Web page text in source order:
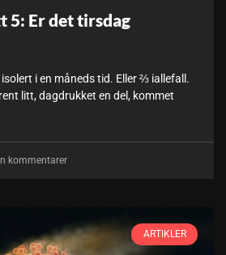
5: Er det tirsdag
i en måneds tid. Eller ⅔ iallefall.
litt, dagdrukket en del, kommet
kommentarer
ARTIKLER